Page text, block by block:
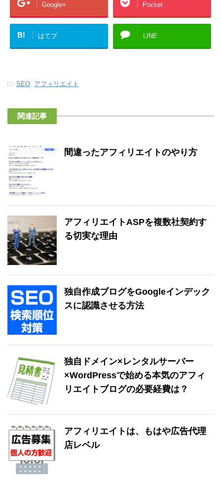
Google+ Pocket
B! はてブ LINE
-SEO, アフィリエイト
関連記事
間違ったアフィリエイトのやり方
アフィリエイトASPを複数社契約す
る切実な理由
独自作成ブログをGoogleインデック
スに認識させる方法
独自ドメイン×レンタルサーバー
×WordPressで始める本気のアフィ
リエイトブログの必要経費は？
アフィリエイトは、もはや広告代理
店レベル